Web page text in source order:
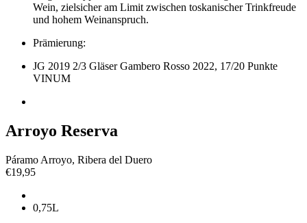
Wein, zielsicher am Limit zwischen toskanischer Trinkfreude
und hohem Weinanspruch.
Prämierung:
JG 2019 2/3 Gläser Gambero Rosso 2022, 17/20 Punkte
VINUM
Arroyo Reserva
Páramo Arroyo, Ribera del Duero
€19,95
0,75L